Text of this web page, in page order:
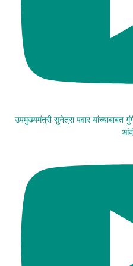
उपमुख्यमंत्री सुनेत्रा पवार यांच्याबाबत